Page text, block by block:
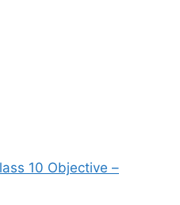
10 Objective –